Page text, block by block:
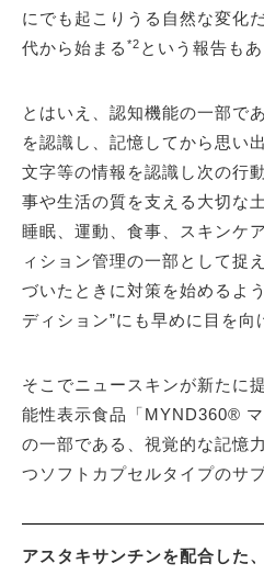
にでも起こりうる自然な変化
代から始まる *2 という報告もあ
とはいえ、認知機能の一部で
を認識し、記憶してから思い
文字等の情報を認識し次の行
事や生活の質を支える大切な
睡眠、運動、食事、スキンケ
ィション管理の一部として捉
づいたときに対策を始めるよ
ディション”にも早めに目を向
そこでニュースキンが新たに
能性表示食品「MYND360®
の一部である、視覚的な記憶
つソフトカプセルタイプのサ
アスタキサンチンを配合した